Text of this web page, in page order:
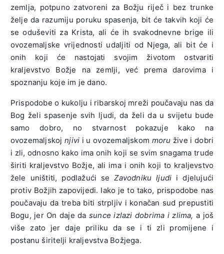
zemlja, potpuno zatvoreni za Božju riječ i bez trunke
želje da razumiju poruku spasenja, bit će takvih koji će
se oduševiti za Krista, ali će ih svakodnevne brige ili
ovozemaljske vrijednosti udaljiti od Njega, ali bit će i
onih koji će nastojati svojim životom ostvariti
kraljevstvo Božje na zemlji, već prema darovima i
spoznanju koje im je dano.
Prispodobe o kukolju i ribarskoj mreži poučavaju nas da
Bog želi spasenje svih ljudi, da želi da u svijetu bude
samo dobro, no stvarnost pokazuje kako na
ovozemaljskojnjivi i u ovozemaljskom moru žive i dobri
i zli, odnosno kako ima onih koji se svim snagama trude
širiti kraljevstvo Božje, ali ima i onih koji to kraljevstvo
žele uništiti, podlažući seZavodniku ljudi i djelujući
protiv Božjih zapovijedi. Iako je to tako, prispodobe nas
poučavaju da treba biti strpljiv i konačan sud prepustiti
Bogu, jer On daje da sunce izlazi dobrima i zlima, a još
više zato jer daje priliku da se i ti zli promijene i
postanu širitelji kraljevstva Božjega.